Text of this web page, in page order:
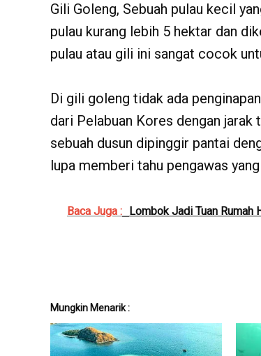
Gili Goleng, Sebuah pulau kecil
pulau kurang lebih 5 hektar dan
pulau atau gili ini sangat cocok
Di gili goleng tidak ada
dari Pelabuan Kores dengan
sebuah dusun dipinggir pantai
lupa memberi tahu pengawas
Baca Juga : Lombok Jadi Tuan Rumah
Mungkin Menarik :